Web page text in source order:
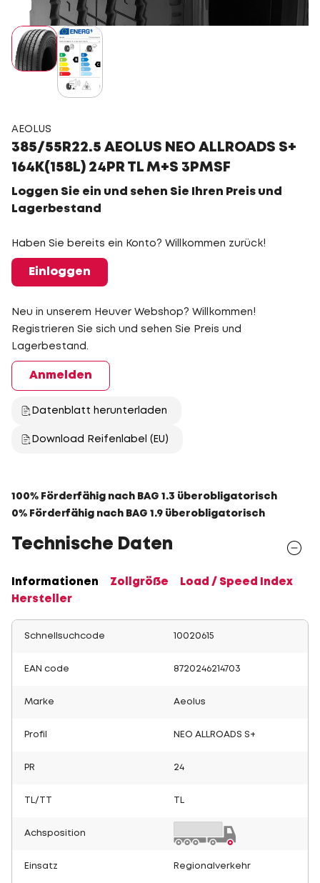
AEOLUS
385/55R22.5 AEOLUS NEO ALLROADS S+
164K(158L) 24PR TL M+S 3PMSF
Loggen Sie ein und sehen Sie Ihren Preis und
Lagerbestand
Haben Sie bereits ein Konto? Willkommen zurück!
Einloggen
Neu in unserem Heuver Webshop? Willkommen!
Registrieren Sie sich und sehen Sie Preis und
Lagerbestand.
Anmelden
Datenblatt herunterladen
Download Reifenlabel (EU)
100% Förderfähig nach BAG 1.3 überobligatorisch
0% Förderfähig nach BAG 1.9 überobligatorisch
Technische Daten
Informationen Zollgröße
Load / Speed Index
Hersteller
Schnellsuchcode 10020615
EAN code 8720246214703
Marke Aeolus
Profil NEO ALLROADS S+
PR 24
TL/TT
Achsposition
Einsatz Regionalverkehr